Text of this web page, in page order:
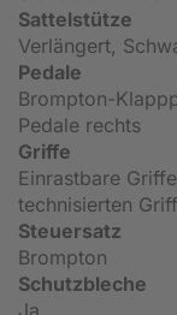
Sattelstütze
Verlängert,
Pedale
Brompton-
Pedale rechts
Griffe
Einrastbare
technisierten
Steuersatz
Brompton
Schutzbleche